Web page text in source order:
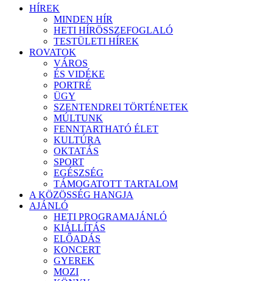
HÍREK
MINDEN HÍR
HETI HÍRÖSSZEFOGLALÓ
TESTÜLETI HÍREK
ROVATOK
VÁROS
ÉS VIDÉKE
PORTRÉ
ÜGY
SZENTENDREI TÖRTÉNETEK
MÚLTUNK
FENNTARTHATÓ ÉLET
KULTÚRA
OKTATÁS
SPORT
EGÉSZSÉG
TÁMOGATOTT TARTALOM
A KÖZÖSSÉG HANGJA
AJÁNLÓ
HETI PROGRAMAJÁNLÓ
KIÁLLÍTÁS
ELŐADÁS
KONCERT
GYEREK
MOZI